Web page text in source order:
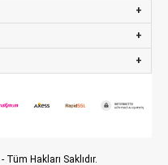
- Tüm Hakları Saklıdır.